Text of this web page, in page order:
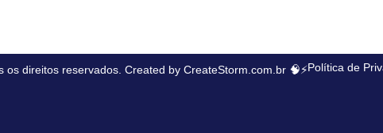
os direitos reservados. Created by CreateStorm.com.br 🧠⚡Política de